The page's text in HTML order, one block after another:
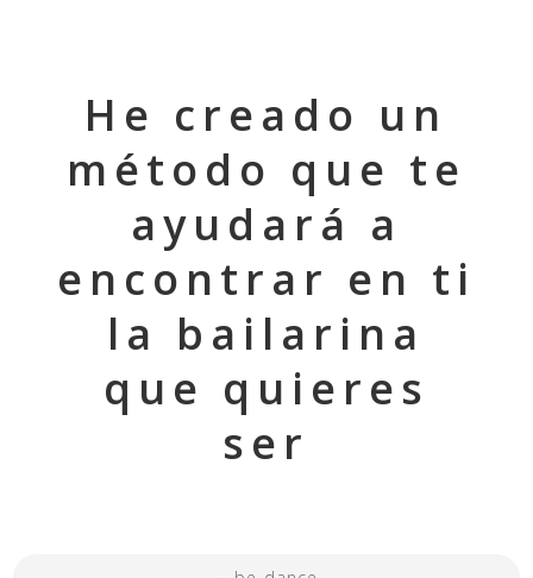
He creado un
método que te
ayudará a
encontrar en ti
la bailarina
que quieres
ser